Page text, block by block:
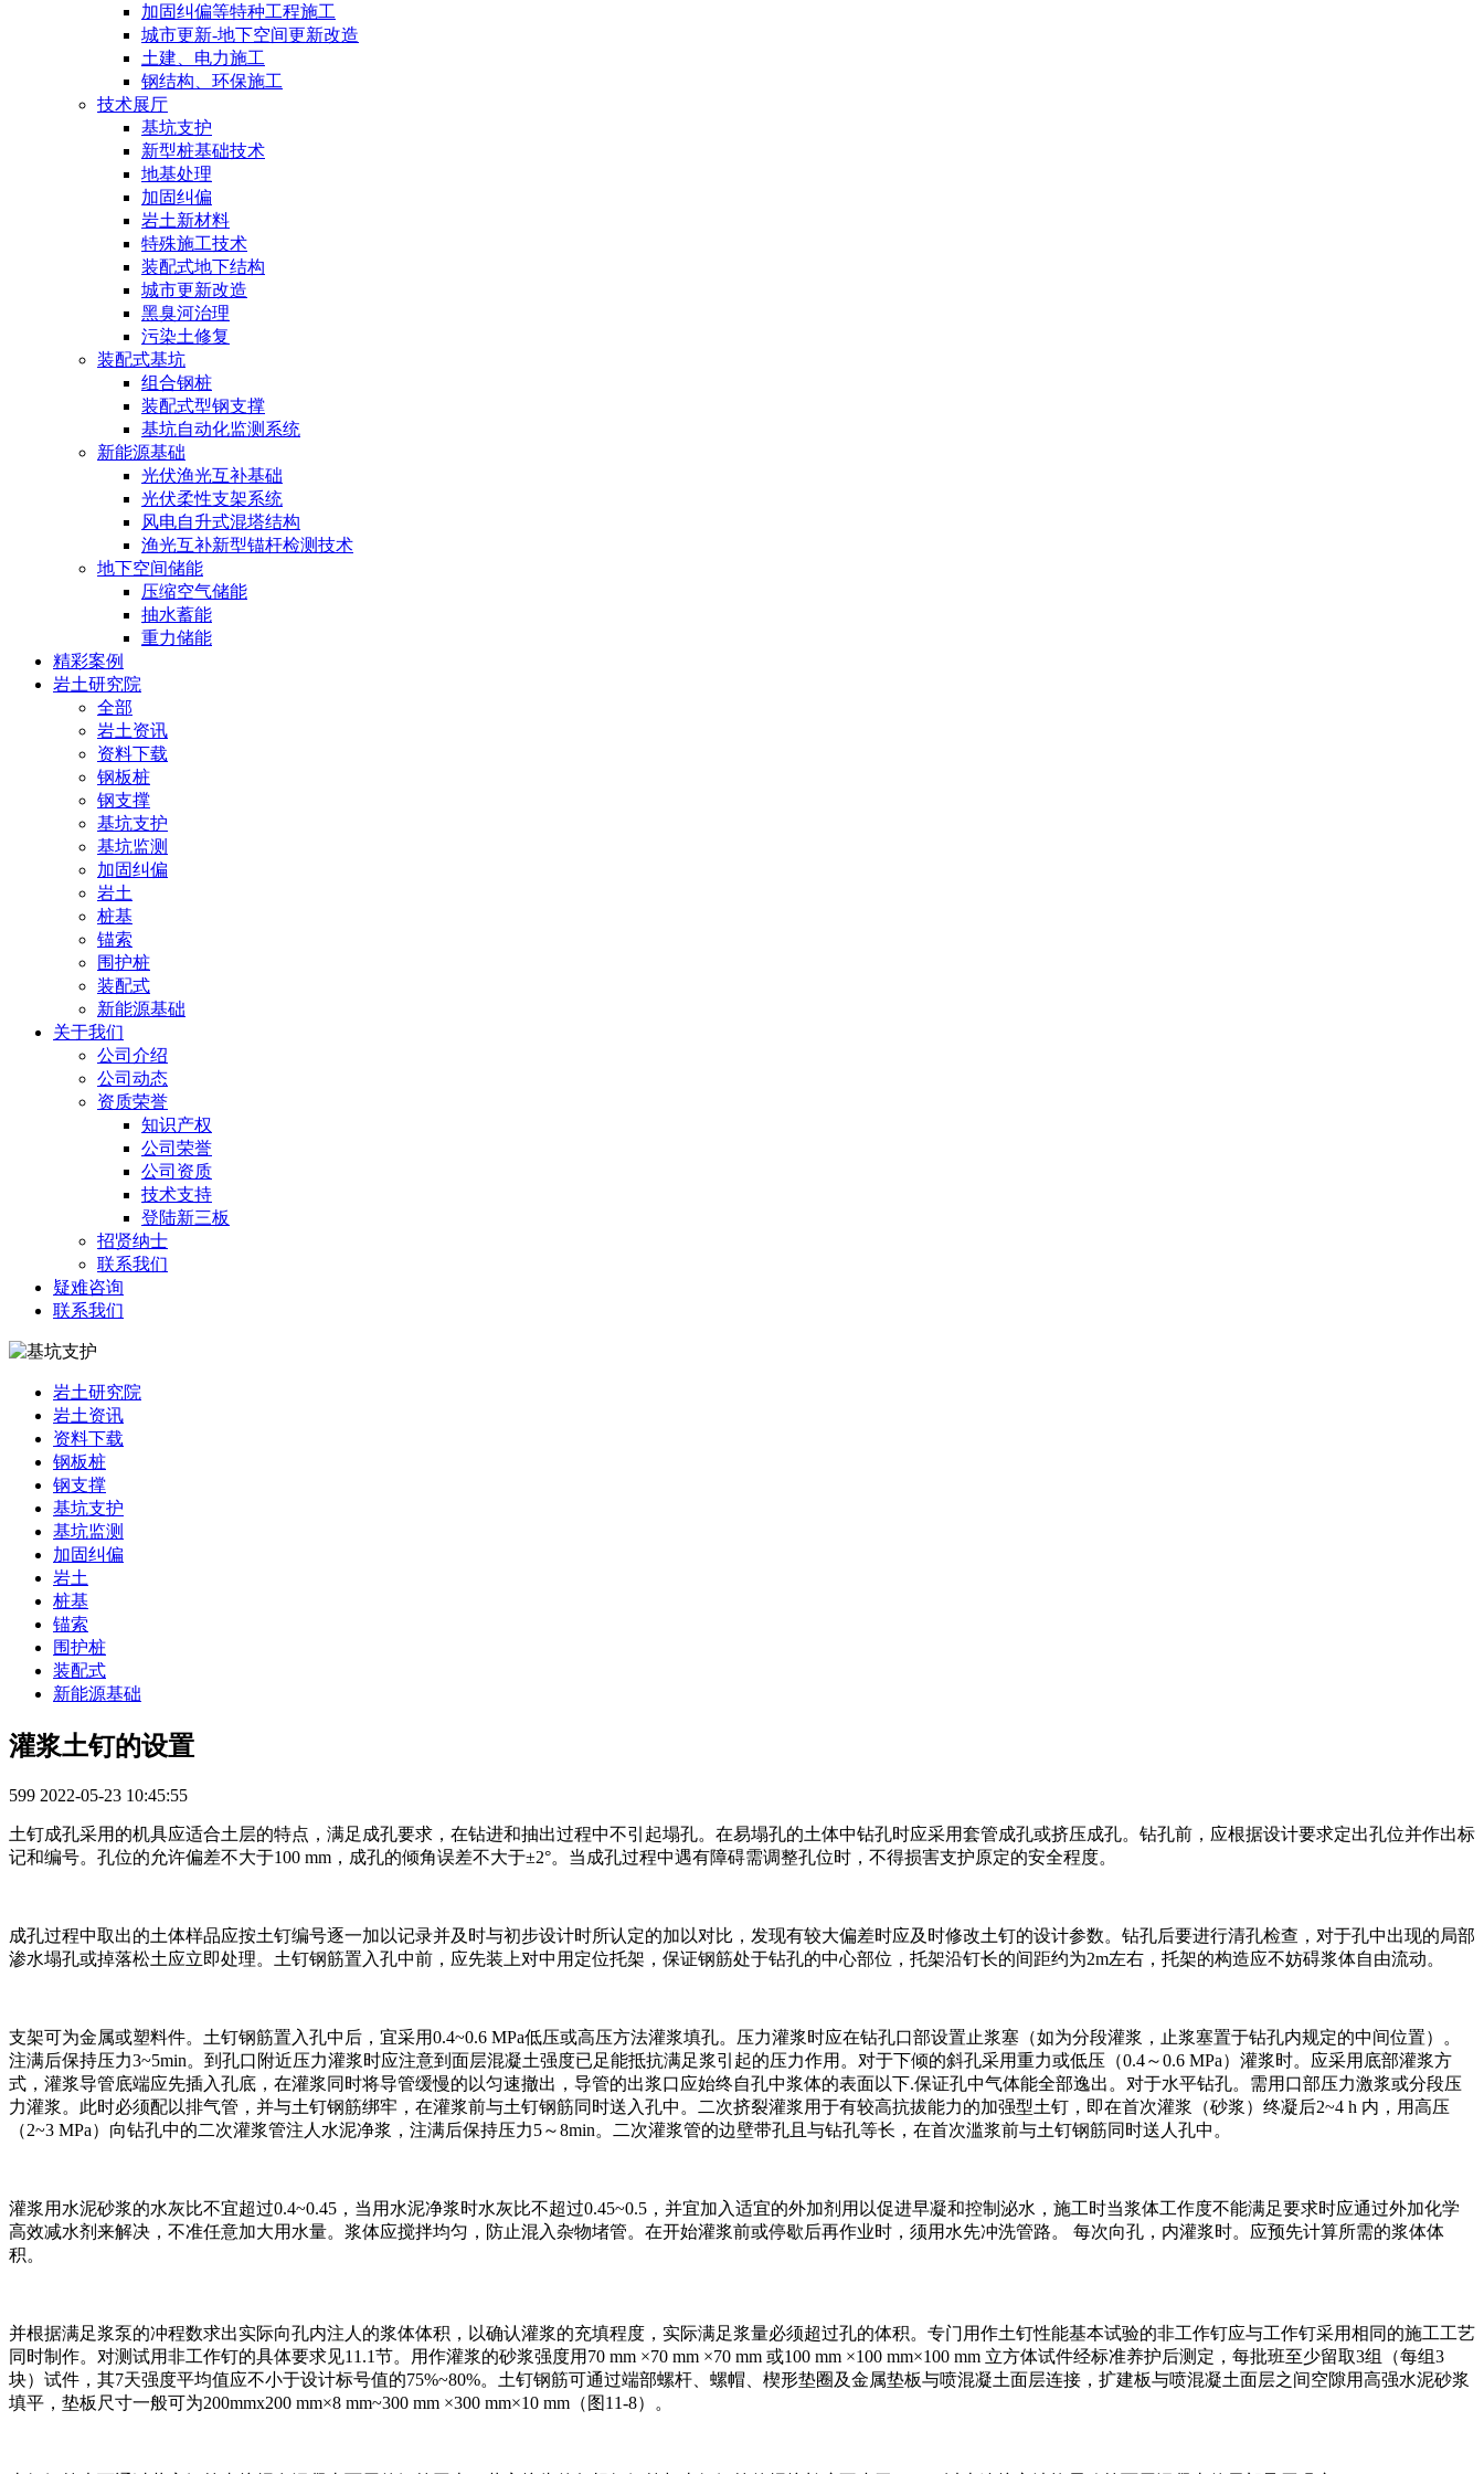
加固纠偏等特种工程施工
城市更新-地下空间更新改造
土建、电力施工
钢结构、环保施工
技术展厅
基坑支护
新型桩基础技术
地基处理
加固纠偏
岩土新材料
特殊施工技术
装配式地下结构
城市更新改造
黑臭河治理
污染土修复
装配式基坑
组合钢桩
装配式型钢支撑
基坑自动化监测系统
新能源基础
光伏渔光互补基础
光伏柔性支架系统
风电自升式混塔结构
渔光互补新型锚杆检测技术
地下空间储能
压缩空气储能
抽水蓄能
重力储能
精彩案例
岩土研究院
全部
岩土资讯
资料下载
钢板桩
钢支撑
基坑支护
基坑监测
加固纠偏
岩土
桩基
锚索
围护桩
装配式
新能源基础
关于我们
公司介绍
公司动态
资质荣誉
知识产权
公司荣誉
公司资质
技术支持
登陆新三板
招贤纳士
联系我们
疑难咨询
联系我们
岩土研究院
岩土资讯
资料下载
钢板桩
钢支撑
基坑支护
基坑监测
加固纠偏
岩土
桩基
锚索
围护桩
装配式
新能源基础
灌浆土钉的设置
599 2022-05-23 10:45:55
土钉成孔采用的机具应适合土层的特点，满足成孔要求，在钻进和抽出过程中不引起塌孔。在易塌孔的土体中钻孔时应采用套管成孔或挤压成孔。钻孔前，应根据设计要求定出孔位并作出标
记和编号。孔位的允许偏差不大于100 mm，成孔的倾角误差不大于±2°。当成孔过程中遇有障碍需调整孔位时，不得损害支护原定的安全程度。
成孔过程中取出的土体样品应按土钉编号逐一加以记录并及时与初步设计时所认定的加以对比，发现有较大偏差时应及时修改土钉的设计参数。钻孔后要进行清孔检查，对于孔中出现的局部
渗水塌孔或掉落松土应立即处理。土钉钢筋置入孔中前，应先装上对中用定位托架，保证钢筋处于钻孔的中心部位，托架沿钉长的间距约为2m左右，托架的构造应不妨碍浆体自由流动。
支架可为金属或塑料件。土钉钢筋置入孔中后，宜采用0.4~0.6 MPa低压或高压方法灌浆填孔。压力灌浆时应在钻孔口部设置止浆塞（如为分段灌浆，止浆塞置于钻孔内规定的中间位置）。
注满后保持压力3~5min。到孔口附近压力灌浆时应注意到面层混凝土强度已足能抵抗满足浆引起的压力作用。对于下倾的斜孔采用重力或低压（0.4～0.6 MPa）灌浆时。应采用底部灌浆方
式，灌浆导管底端应先插入孔底，在灌浆同时将导管缓慢的以匀速撤出，导管的出浆口应始终自孔中浆体的表面以下.保证孔中气体能全部逸出。对于水平钻孔。需用口部压力激浆或分段压
力灌浆。此时必须配以排气管，并与土钉钢筋绑牢，在灌浆前与土钉钢筋同时送入孔中。二次挤裂灌浆用于有较高抗拔能力的加强型土钉，即在首次灌浆（砂浆）终凝后2~4 h 内，用高压
（2~3 MPa）向钻孔中的二次灌浆管注人水泥净浆，注满后保持压力5～8min。二次灌浆管的边壁带孔且与钻孔等长，在首次滥浆前与土钉钢筋同时送人孔中。
灌浆用水泥砂浆的水灰比不宜超过0.4~0.45，当用水泥净浆时水灰比不超过0.45~0.5，并宜加入适宜的外加剂用以促进早凝和控制泌水，施工时当浆体工作度不能满足要求时应通过外加化学
高效减水剂来解决，不准任意加大用水量。浆体应搅拌均匀，防止混入杂物堵管。在开始灌浆前或停歇后再作业时，须用水先冲洗管路。 每次向孔，内灌浆时。应预先计算所需的浆体体
积。
并根据满足浆泵的冲程数求出实际向孔内注人的浆体体积，以确认灌浆的充填程度，实际满足浆量必须超过孔的体积。专门用作土钉性能基本试验的非工作钉应与工作钉采用相同的施工工艺
同时制作。对测试用非工作钉的具体要求见11.1节。用作灌浆的砂浆强度用70 mm ×70 mm ×70 mm 或100 mm ×100 mm×100 mm 立方体试件经标准养护后测定，每批班至少留取3组（每组3
块）试件，其7天强度平均值应不小于设计标号值的75%~80%。土钉钢筋可通过端部螺杆、螺帽、楔形垫圈及金属垫板与喷混凝土面层连接，扩建板与喷混凝土面层之间空隙用高强水泥砂浆
填平，垫板尺寸一般可为200mmx200 mm×8 mm~300 mm ×300 mm×10 mm（图11-8）。